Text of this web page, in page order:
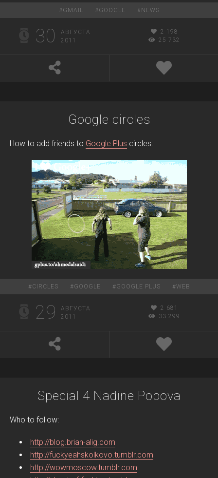
#GMAIL #GOOGLE # NEWS
30
АВГУСТА
2011
2 198
25 732
Google circles
How to add friends to Google Plus circles.
#CIRCLES #GOOGLE #GOOGLE PLUS #WEB
29
АВГУСТА
2011
2 681
33 299
Special 4 Nadine Popova
Who to follow:
http://blog.brian-alig.com
http://fuckyeahskolkovo.tumblr.com
http://wowmoscow.tumblr.com